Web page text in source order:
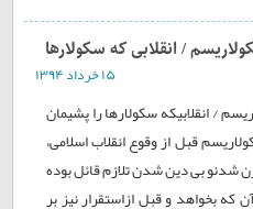
/ انقلابی که سکولارها
۱۵ خرداد ۱۳۹۴
/ انقلابیکه سکولارها را پشیمان
قبل از وقوع انقلاب اسلامی،
شدنو بی دین شدن تلازم قائل بوده
بخواهد و قبل ازاستقرار نیز بر